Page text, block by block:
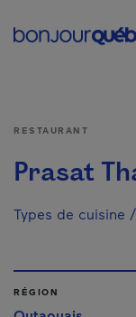
RESTAURANT
Prasat
Types de cuisine
RÉGION